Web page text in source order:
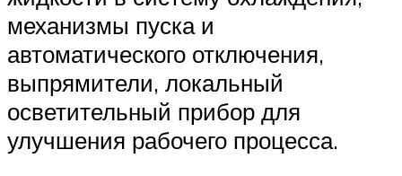
механизмы пуска и
автоматического отключения,
выпрямители, локальный
осветительный прибор для
улучшения рабочего процесса.